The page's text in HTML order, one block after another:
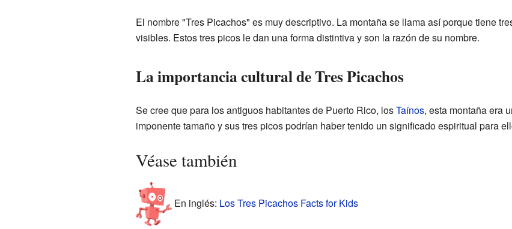
El nombre "Tres Picachos" es muy descriptivo. La montaña se llama así porque tiene
visibles. Estos tres picos le dan una forma distintiva y son la razón de su nombre.
La importancia cultural de Tres Picachos
Se cree que para los antiguos habitantes de Puerto Rico, losTaínos, esta montaña era
imponente tamaño y sus tres picos podrían haber tenido un significado espiritual para
Véase también
En inglés: Los Tres Picachos Facts for Kids